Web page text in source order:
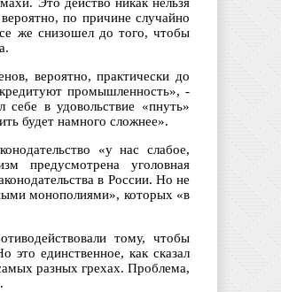
по причине случайно
же снизошел до того, чтобы
вероятно, практически до
промышленность», -
себе в удовольствие «пнуть»
будет намного сложнее».
«у нас слабое,
предусмотрена уголовная
в России. Но не
монополиями», которых «в
тому, чтобы
это единственное, как сказал
разных грехах. Проблема,